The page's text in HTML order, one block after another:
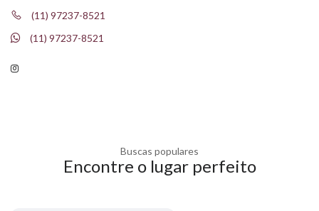
(11) 97237-8521
(11) 97237-8521
Buscas populares
Encontre o lugar perfeito